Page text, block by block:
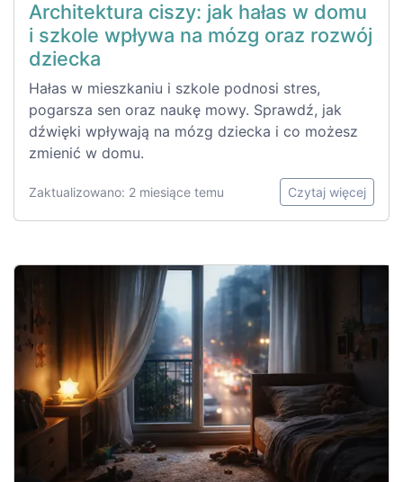
Architektura ciszy: jak hałas w domu
i szkole wpływa na mózg oraz rozwój
dziecka
Hałas w mieszkaniu i szkole podnosi stres,
pogarsza sen oraz naukę mowy. Sprawdź, jak
dźwięki wpływają na mózg dziecka i co możesz
zmienić w domu.
Zaktualizowano: 2 miesiące temu Czytaj więcej